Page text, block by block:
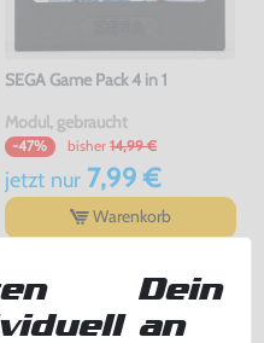
SEGA Game Pack 4 in 1
Modul, gebraucht
-47% bisher 14,99 €
jetzt nur7,99 €
Warenkorb
Dein
an